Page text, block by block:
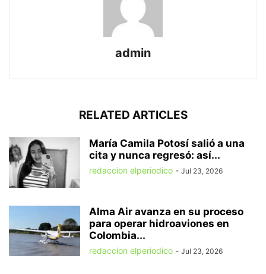
admin
RELATED ARTICLES
María Camila Potosí salió a una
cita y nunca regresó: así...
redaccion elperiodico - Jul 23, 2026
Alma Air avanza en su proceso
para operar hidroaviones en
Colombia...
redaccion elperiodico - Jul 23, 2026